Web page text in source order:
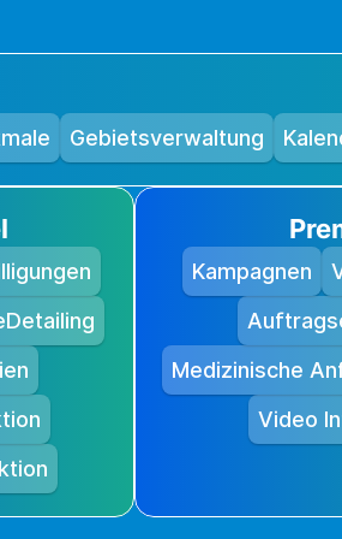
Gebietsverwaltung
Kampagnen
Medizinische
Video